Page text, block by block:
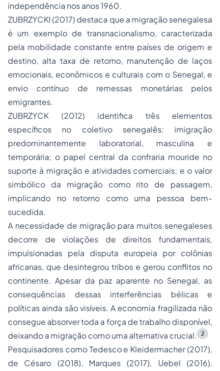
independência nos anos 1960.
ZUBRZYCKI (2017) destaca que a migração senegalesa
é um exemplo de transnacionalismo, caracterizada
pela mobilidade constante entre países de origem e
destino, alta taxa de retorno, manutenção de laços
emocionais, econômicos e culturais com o Senegal, e
envio contínuo de remessas monetárias pelos
emigrantes.
ZUBRZYCK (2012) identifica três elementos
específicos no coletivo senegalês: imigração
predominantemente laboratorial, masculina e
temporária; o papel central da confraria mouride no
suporte à migração e atividades comerciais; e o valor
simbólico da migração como rito de passagem,
implicando no retorno como uma pessoa bem-
sucedida.
A necessidade de migração para muitos senegaleses
decorre de violações de direitos fundamentais,
impulsionadas pela disputa europeia por colônias
africanas, que desintegrou tribos e gerou conflitos no
continente. Apesar da paz aparente no Senegal, as
consequências dessas interferências bélicas e
políticas ainda são visíveis. A economia fragilizada não
consegue absorver toda a força de trabalho disponível,
deixando a migração como uma alternativa crucial.
2
Pesquisadores como Tedesco e Kleidermacher (2017),
de Césaro (2018), Marques (2017), Uebel (2016),